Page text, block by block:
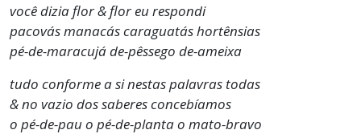
você dizia flor & flor eu respondi
pacovás manacás caraguatás hortênsias
pé-de-maracujá de-pêssego de-ameixa
tudo conforme a si nestas palavras todas
& no vazio dos saberes concebíamos
o pé-de-pau o pé-de-planta o mato-bravo